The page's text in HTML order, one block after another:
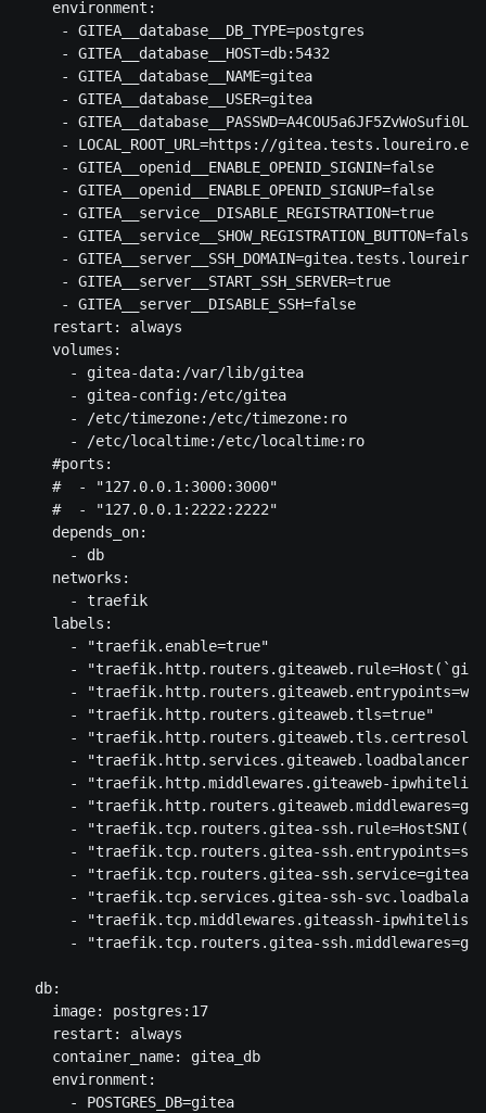
    environment:
     - GITEA__database__DB_TYPE=postgres
     - GITEA__database__HOST=db:5432
     - GITEA__database__NAME=gitea
     - GITEA__database__USER=gitea
-
- LOCAL_ROOT_URL=https://
     - GITEA__openid__ENABLE_OPENID_SIGNIN=false
     - GITEA__openid__ENABLE_OPENID_SIGNUP=false
     - GITEA__service__DISABLE_REGISTRATION=true
     - GITEA__service__SHOW_REGISTRATION_BUTTON=false
-
     - GITEA__server__START_SSH_SERVER=true
     - GITEA__server__DISABLE_SSH=false
    restart: always
    volumes:
      - gitea-data:/var/lib/gitea
      - gitea-config:/etc/gitea
      - /etc/timezone:/etc/timezone:ro
      - /etc/localtime:/etc/localtime:ro
    #ports:
    #  - "127.0.0.1:3000:3000"
    #  - "127.0.0.1:2222:2222"
    depends_on:
      - db
    networks:
      - traefik
    labels:
      - "traefik.enable=true"
-
-
      - "traefik.http.routers.giteaweb.tls=true"
-
-
- "traefik.http.middlewares.giteaweb-
-
- "traefik.tcp.routers.gitea-
- "traefik.tcp.routers.gitea-
- "traefik.tcp.routers.gitea-ssh.service=gitea-
- "traefik.tcp.services.gitea-ssh-
- "traefik.tcp.middlewares.giteassh-
- "traefik.tcp.routers.gitea-
  db:
    image: postgres:17
    restart: always
    container_name: gitea_db
    environment:
      - POSTGRES_DB=gitea